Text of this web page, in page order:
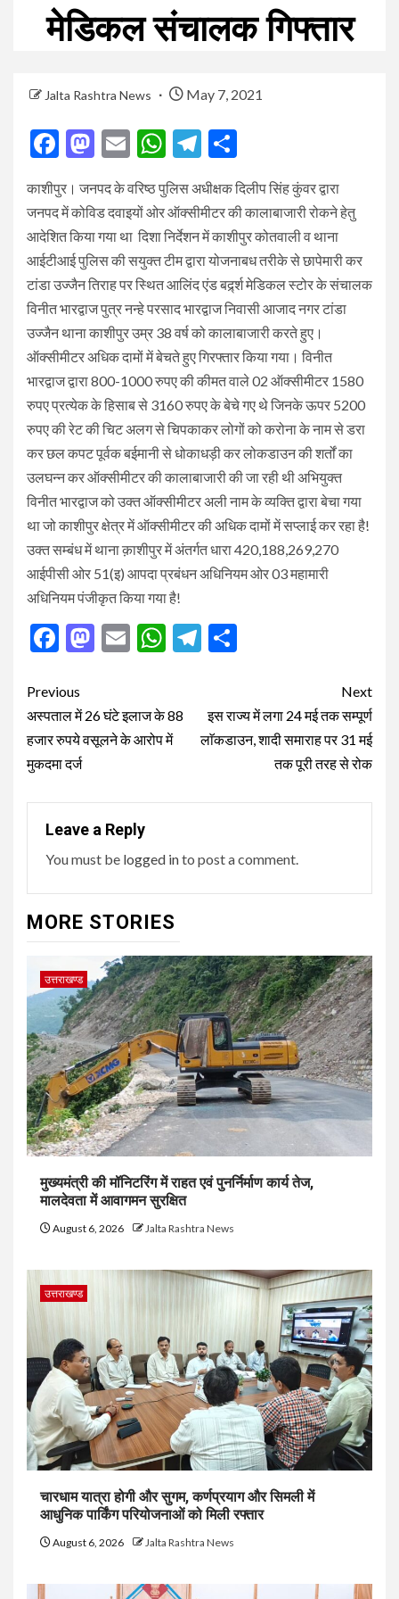
मेडिकल संचालक गिफ्तार
Jalta Rashtra News May 7, 2021
Facebook
Mastodon
EmailWhatsApp
Telegram
काशीपुर। जनपद के वरिष्ठ पुलिस अधीक्षक दिलीप सिंह कुंवर द्वारा
जनपद में कोविड दवाइयों ओर ऑक्सीमीटर की कालाबाजारी रोकने हेतु
आदेशित किया गया था दिशा निर्देशन में काशीपुर कोतवाली व थाना
आईटीआई पुलिस की सयुक्त टीम द्वारा योजनाबध तरीके से छापेमारी कर
टांडा उज्जैन तिराह पर स्थित आलिंद एंड बर्द्र्श मेडिकल स्टोर के संचालक
विनीत भारद्वाज पुत्र नन्हे परसाद भारद्वाज निवासी आजाद नगर टांडा
उज्जैन थाना काशीपुर उम्र 38 वर्ष को कालाबाजारी करते हुए।
ऑक्सीमीटर अधिक दामों में बेचते हुए गिरफ्तार किया गया। विनीत
भारद्वाज द्वारा 800-1000 रुपए की कीमत वाले 02 ऑक्सीमीटर 1580
रुपए प्रत्येक के हिसाब से 3160 रुपए के बेचे गए थे जिनके ऊपर 5200
रुपए की रेट की चिट अलग से चिपकाकर लोगों को करोना के नाम से डरा
कर छल कपट पूर्वक बईमानी से धोकाधड़ी कर लोकडाउन की शर्तों का
उलघन्न कर ऑक्सीमीटर की कालाबाजारी की जा रही थी अभियुक्त
विनीत भारद्वाज को उक्त ऑक्सीमीटर अली नाम के व्यक्ति द्वारा बेचा गया
था जो काशीपुर क्षेत्र में ऑक्सीमीटर की अधिक दामों में सप्लाई कर रहा है!
उक्त सम्बंध में थाना क़ाशीपुर में अंतर्गत धारा 420,188,269,270
आईपीसी ओर 51(इ) आपदा प्रबंधन अधिनियम ओर 03 महामारी
अधिनियम पंजीकृत किया गया है!
Facebook
Mastodon
EmailWhatsApp
Telegram
Post
navigation
Previous
अस्पताल में 26 घंटे इलाज के 88
हजार रुपये वसूलने के आरोप में
मुकदमा दर्ज
Next
इस राज्य में लगा 24 मई तक सम्पूर्ण
लाॅकडाउन, शादी समाराह पर 31 मई
तक पूरी तरह से रोक
Leave a Reply
You must be logged into post a comment.
MORE STORIES
उत्तराखण्ड
मुख्यमंत्री की मॉनिटरिंग में राहत एवं पुनर्निर्माण कार्य तेज,
मालदेवता में आवागमन सुरक्षित
August 6, 2026 Jalta Rashtra News
उत्तराखण्ड
चारधाम यात्रा होगी और सुगम, कर्णप्रयाग और सिमली में
आधुनिक पार्किंग परियोजनाओं को मिली रफ्तार
August 6, 2026 Jalta Rashtra News